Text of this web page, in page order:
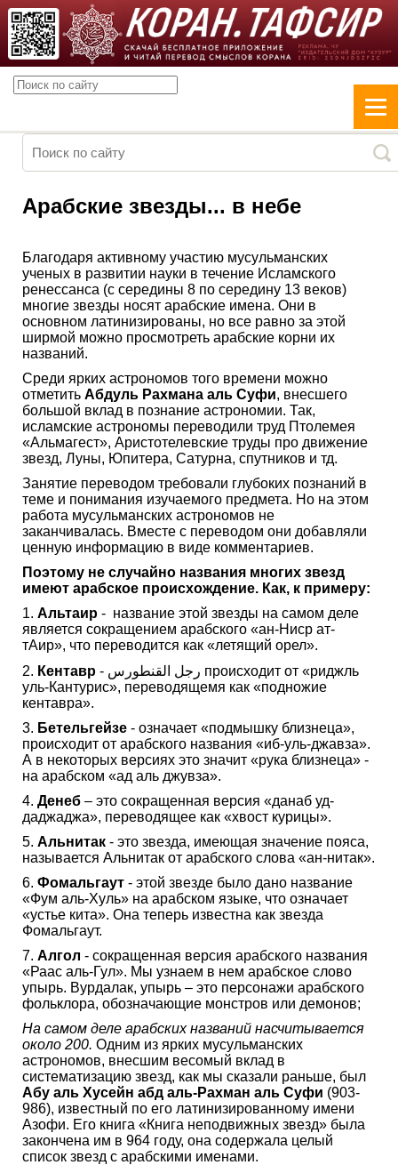
Арабские звезды... в небе
Благодаря активному участию мусульманских
ученых в развитии науки в течение Исламского
ренессанса (с середины 8 по середину 13 веков)
многие звезды носят арабские имена. Они в
основном латинизированы, но все равно за этой
ширмой можно просмотреть арабские корни их
названий.
Среди ярких астрономов того времени можно
отметить Абдуль Рахмана аль Суфи, внесшего
большой вклад в познание астрономии. Так,
исламские астрономы переводили труд Птолемея
«Альмагест», Аристотелевские труды про движение
звезд, Луны, Юпитера, Сатурна, спутников и тд.
Занятие переводом требовали глубоких познаний в
теме и понимания изучаемого предмета. Но на этом
работа мусульманских астрономов не
заканчивалась. Вместе с переводом они добавляли
ценную информацию в виде комментариев.
Поэтому не случайно названия многих звезд
имеют арабское происхождение. Как, к примеру:
1. Альтаир - название этой звезды на самом деле
является сокращением арабского «ан-Ниср ат-
тАир», что переводится как «летящий орел».
2. Кентавр - رجل القنطورس происходит от «риджль
уль-Кантурис», переводящемя как «подножие
кентавра».
3. Бетельгейзе - означает «подмышку близнеца»,
происходит от арабского названия «иб-уль-джавза».
А в некоторых версиях это значит «рука близнеца» -
на арабском «ад аль джувза».
4. Денеб – это сокращенная версия «данаб уд-
даджаджа», переводящее как «хвост курицы».
5. Альнитак - это звезда, имеющая значение пояса,
называется Альнитак от арабского слова «ан-нитак».
6. Фомальгаут - этой звезде было дано название
«Фум аль-Хуль» на арабском языке, что означает
«устье кита». Она теперь известна как звезда
Фомальгаут.
7. Алгол - сокращенная версия арабского названия
«Раас аль-Гул». Мы узнаем в нем арабское слово
упырь. Вурдалак, упырь – это персонажи арабского
фольклора, обозначающие монстров или демонов;
На самом деле арабских названий насчитывается
около 200. Одним из ярких мусульманских
астрономов, внесшим весомый вклад в
систематизацию звезд, как мы сказали раньше, был
Абу аль Хусейн абд аль-Рахман аль Суфи (903-
986), известный по его латинизированному имени
Азофи. Его книга «Книга неподвижных звезд» была
закончена им в 964 году, она содержала целый
список звезд с арабскими именами.